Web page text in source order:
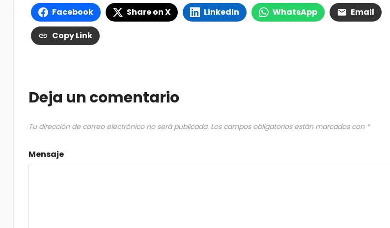
Facebook Share on X LinkedIn WhatsApp Email
Copy Link
Deja un comentario
Tu dirección de correo electrónico no será publicada. Los campos obligatorios están marcados con *
Mensaje